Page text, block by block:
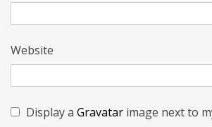
Website
Display a Gravatarimage next to